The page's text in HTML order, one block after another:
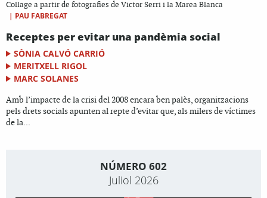
Collage a partir de fotografies de Victor Serri i la Marea Blanca
| PAU FABREGAT
Receptes per evitar una pandèmia social
SÒNIA CALVÓ CARRIÓ
MERITXELL RIGOL
MARC SOLANES
Amb l’impacte de la crisi del 2008 encara ben palès, organitzacions
pels drets socials apunten al repte d’evitar que, als milers de víctimes
de la...
NÚMERO 602
Juliol 2026